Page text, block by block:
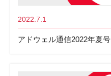
2022.7.1
アドウェル通信2022年夏号